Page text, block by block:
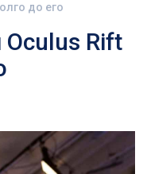
до его
Rift